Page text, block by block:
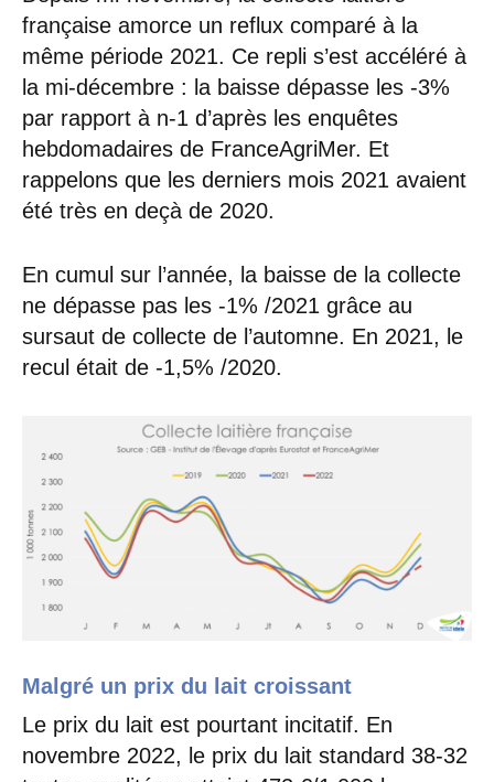
française amorce un reflux comparé à la
même période 2021. Ce repli s’est accéléré à
la mi-décembre : la baisse dépasse les -3%
par rapport à n-1 d’après les enquêtes
hebdomadaires de FranceAgriMer. Et
rappelons que les derniers mois 2021 avaient
été très en deçà de 2020.
En cumul sur l’année, la baisse de la collecte
ne dépasse pas les -1% /2021 grâce au
sursaut de collecte de l’automne. En 2021, le
recul était de -1,5% /2020.
Malgré un prix du lait croissant
Le prix du lait est pourtant incitatif. En
novembre 2022, le prix du lait standard 38-32